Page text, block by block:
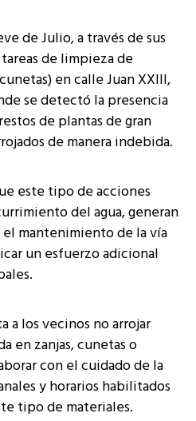
de Julio, a través de sus
de limpieza de
en calle Juan XXIII,
se detectó la presencia
de plantas de gran
de manera indebida.
este tipo de acciones
del agua, generan
mantenimiento de la vía
un esfuerzo adicional
a los vecinos no arrojar
en zanjas, cunetas o
con el cuidado de la
y horarios habilitados
tipo de materiales.